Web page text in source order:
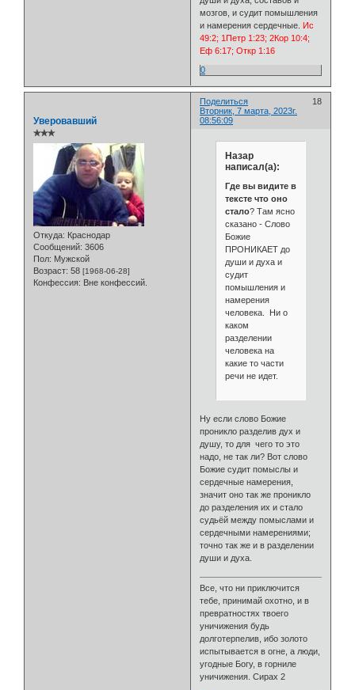
мозгов, и судит помышления
и намерения сердечные. Ис
49:2; 1Петр 1:23; 2Кор 10:4;
Еф 6:17; Откр 1:16
0
Поделиться
18
Вторник, 7 марта, 2023г.
08:56:09
Уверовавший
✯✯✯
Откуда: Краснодар
Сообщений: 3606
Пол: Мужской
Возраст: 58 [1968-06-28]
Конфессия: Вне конфессий.
Назар
написал(а):
Где вы видите в
тексте что оно
стало? Там ясно
сказано - Слово
Божие
ПРОНИКАЕТ до
души и духа и
судит
помышления и
намерения
человека. Ни о
каком
разделении
человека на
какие то части
речи не идет.
Ну если слово Божие
проникло разделив дух и
душу, то для чего то это
надо, не так ли? Вот слово
Божие судит помыслы и
сердечные намерения,
значит оно так же проникло
до разделения их и стало
судьёй между помыслами и
сердечными намерениями;
точно так же и в разделении
души и духа.
Все, что ни приключится
тебе, принимай охотно, и в
превратностях твоего
уничижения будь
долготерпелив, ибо золото
испытывается в огне, а люди,
угодные Богу, в горниле
уничижения. Сирах 2